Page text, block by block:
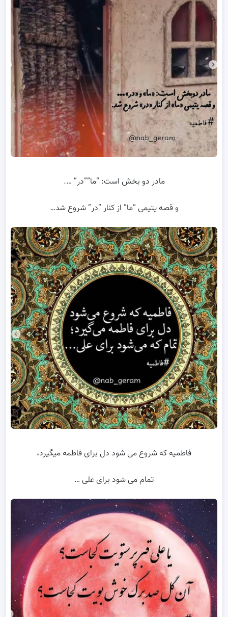
مادر دو بخش است: “ما””در” ….
و قصه یتیمی “ما” از کنار “در” شروع شد…
فاطمیه که شروع می شود دل برای فاطمه میگیرد،
تمام می شود برای علی …